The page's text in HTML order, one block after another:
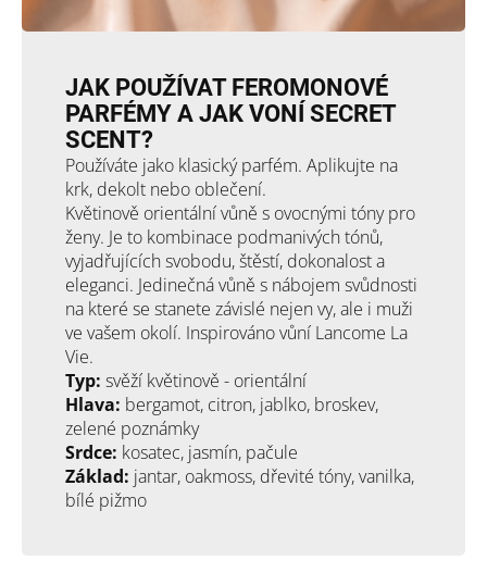
JAK POUŽÍVAT FEROMONOVÉ
PARFÉMY A JAK VONÍ SECRET
SCENT?
Používáte jako klasický parfém. Aplikujte na
krk, dekolt nebo oblečení.
Květinově orientální vůně s ovocnými tóny pro
ženy. Je to kombinace podmanivých tónů,
vyjadřujících svobodu, štěstí, dokonalost a
eleganci. Jedinečná vůně s nábojem svůdnosti
na které se stanete závislé nejen vy, ale i muži
ve vašem okolí. Inspirováno vůní Lancome La
Vie.
Typ: svěží květinově - orientální
Hlava: bergamot, citron, jablko, broskev,
zelené poznámky
Srdce: kosatec, jasmín, pačule
Základ: jantar, oakmoss, dřevité tóny, vanilka,
bílé pižmo